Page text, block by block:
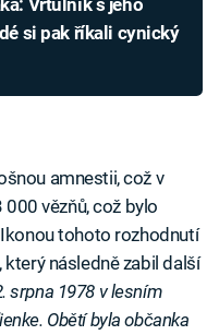
si pak říkali cynický
amnestii, což v
vězňů, což bylo
tohoto rozhodnutí
následně zabil další
srpna 1978 v lesním
Obětí byla občanka